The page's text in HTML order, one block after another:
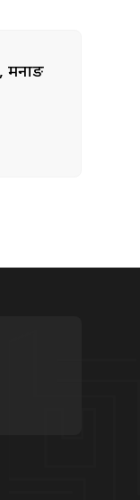
मनाङ